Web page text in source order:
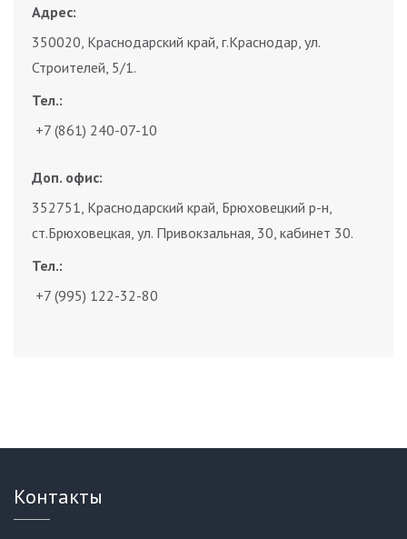
Адрес:
350020, Краснодарский край, г.Краснодар, ул.
Строителей, 5/1.
Тел.:
+7 (861) 240-07-10
Доп. офис:
352751, Краснодарский край, Брюховецкий р-н,
ст.Брюховецкая, ул. Привокзальная, 30, кабинет 30.
Тел.:
+7 (995) 122-32-80
Контакты